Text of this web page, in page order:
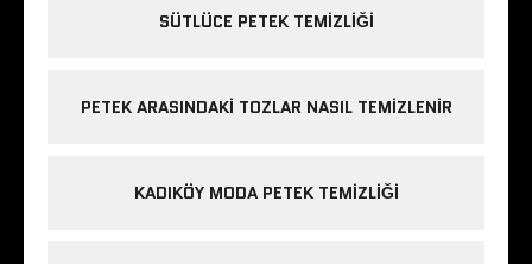
SÜTLÜCE PETEK TEMIZLIĞI
PETEK ARASINDAKI TOZLAR NASIL TEMIZLENIR
KADIKÖY MODA PETEK TEMIZLIĞI